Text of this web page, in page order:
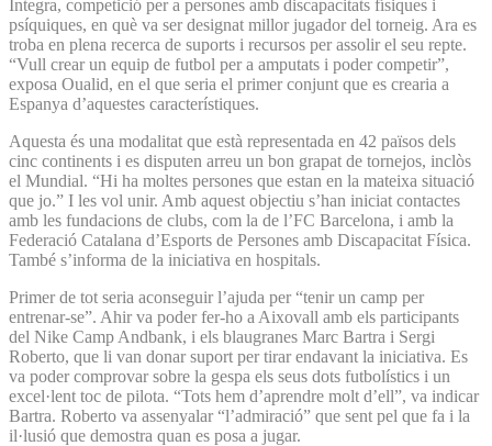
Integra, competició per a persones amb discapacitats físiques i
psíquiques, en què va ser designat millor jugador del torneig. Ara es
troba en plena recerca de suports i recursos per assolir el seu repte.
“Vull crear un equip de futbol per a amputats i poder competir”,
exposa Oualid, en el que seria el primer conjunt que es crearia a
Espanya d’aquestes característiques.
Aquesta és una modalitat que està representada en 42 països dels
cinc continents i es disputen arreu un bon grapat de tornejos, inclòs
el Mundial. “Hi ha moltes persones que estan en la mateixa situació
que jo.” I les vol unir. Amb aquest objectiu s’han iniciat contactes
amb les fundacions de clubs, com la de l’FC Barcelona, i amb la
Federació Catalana d’Esports de Persones amb Discapacitat Física.
També s’informa de la iniciativa en hospitals.
Primer de tot seria aconseguir l’ajuda per “tenir un camp per
entrenar-se”. Ahir va poder fer-ho a Aixovall amb els participants
del Nike Camp Andbank, i els blaugranes Marc Bartra i Sergi
Roberto, que li van donar suport per tirar endavant la iniciativa. Es
va poder comprovar sobre la gespa els seus dots futbolístics i un
excel·lent toc de pilota. “Tots hem d’aprendre molt d’ell”, va indicar
Bartra. Roberto va assenyalar “l’admiració” que sent pel que fa i la
il·lusió que demostra quan es posa a jugar.